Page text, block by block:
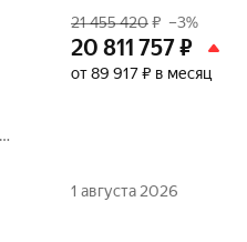
21 455 420₽ –3%
20 811 757₽
от 89 917 ₽ в месяц
1 августа 2026